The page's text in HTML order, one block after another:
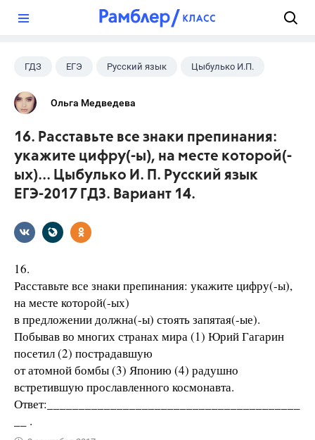
ГДЗ ЕГЭ Русский язык Цыбулько И.П.
Ольга Медведева
16. Расставьте все знаки препинания:
укажите цифру(-ы), на месте которой(-
ых)... Цыбулько И. П. Русский язык
ЕГЭ-2017 ГДЗ. Вариант 14.
16.
Расставьте все знаки препинания: укажите цифру(-ы),
на месте которой(-ых)
в предложении должна(-ы) стоять запятая(-ые).
Побывав во многих странах мира (1) Юрий Гагарин
посетил (2) пострадавшую
от атомной бомбы (3) Японию (4) радушно
встретившую прославленного космонавта.
Ответ:________________________________________
__ .